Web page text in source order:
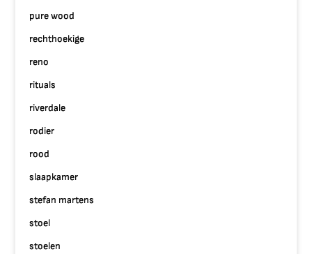
pure wood
rechthoekige
reno
rituals
riverdale
rodier
rood
slaapkamer
stefan martens
stoel
stoelen